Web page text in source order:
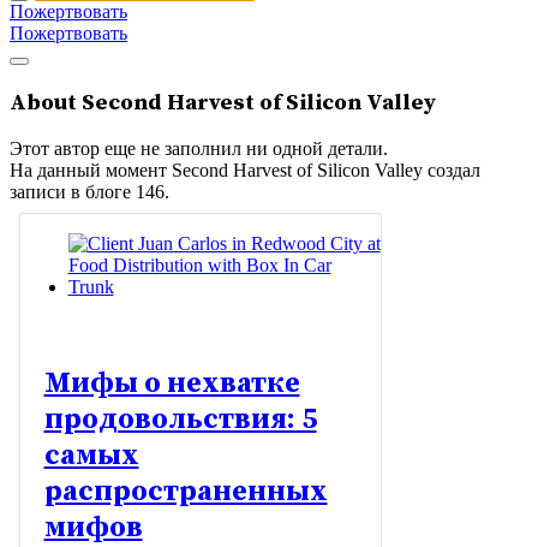
Пожертвовать
Пожертвовать
About Second Harvest of Silicon Valley
Этот автор еще не заполнил ни одной детали.
На данный момент Second Harvest of Silicon Valley создал
записи в блоге 146.
Мифы о нехватке
продовольствия: 5
самых
распространенных
мифов